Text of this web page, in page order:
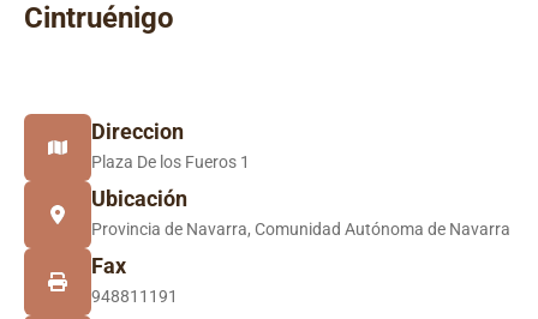
Cintruénigo
Direccion
Plaza De los Fueros 1
Ubicación
Provincia de Navarra, Comunidad Autónoma de Navarra
Fax
948811191